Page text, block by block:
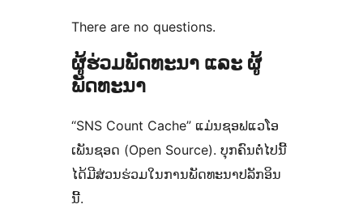
There are no questions.
ຜູ້ຮ່ວມພັດທະນາ ແລະ ຜູ້
ພັດທະນາ
“SNS Count Cache” ແມ່ນຊອຟແວໂອ
ເພັນຊອດ (Open Source). ບຸກຄົນຕໍ່ໄປນີ້
ໄດ້ມີສ່ວນຮ່ວມໃນການພັດທະນາປລັກອິນ
ນີ້.